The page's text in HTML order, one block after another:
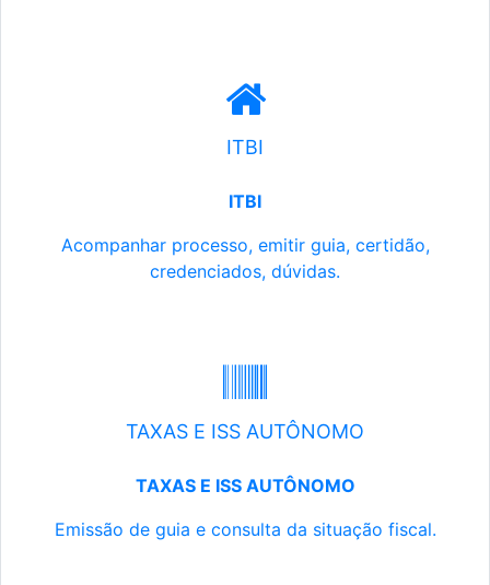
ITBI
ITBI
Acompanhar processo, emitir guia, certidão,
credenciados, dúvidas.
TAXAS E ISS AUTÔNOMO
TAXAS E ISS AUTÔNOMO
Emissão de guia e consulta da situação fiscal.